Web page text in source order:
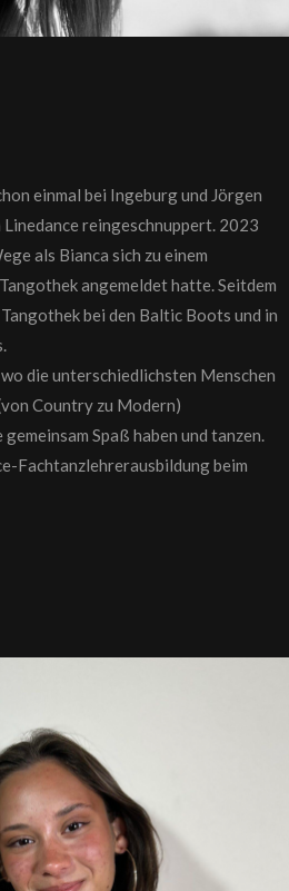
einmal bei Ingeburg und Jörgen
reingeschnuppert. 2023
als Bianca sich zu einem
angemeldet hatte. Seitdem
bei den Baltic Boots und in
die unterschiedlichsten Menschen
Country zu Modern)
Spaß haben und tanzen.
Fachtanzlehrerausbildung beim